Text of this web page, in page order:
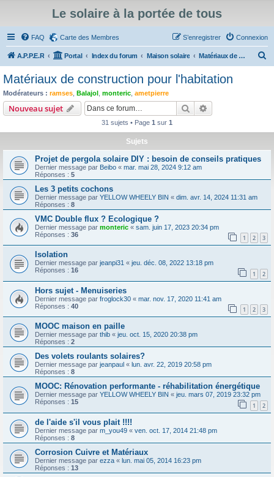
Le solaire à la portée de tous
FAQ Carte des Membres Connexion
S’enregistrer
A.P.P.E.R Portal Index du forum Maison solaire Matériaux de construction pour l'habitation
Matériaux de construction pour l'habitation
Modérateurs : ramses Balajol monteric ametpierre
Nouveau sujet Rechercher
31 sujets • Page 1 sur 1
Sujets
Projet de pergola solaire DIY : besoin de conseils pratiques
Dernier message par Beibo « mar. mai 28, 2024 9:12 am
Réponses : 5
Les 3 petits cochons
Dernier message par YELLOW WHEELY BIN « dim. avr. 14, 2024 11:31 am
Réponses : 8
VMC Double flux ? Ecologique ?
Dernier message par monteric « sam. juin 17, 2023 20:34 pm
Réponses : 36 1 2 3
Isolation
Dernier message par jeanpi31 « jeu. déc. 08, 2022 13:18 pm
Réponses : 16 1 2
Hors sujet - Menuiseries
Dernier message par froglock30 « mar. nov. 17, 2020 11:41 am
Réponses : 40 1 2 3
MOOC maison en paille
Dernier message par thib « jeu. oct. 15, 2020 20:38 pm
Réponses : 2
Des volets roulants solaires?
Dernier message par jeanpaul « lun. avr. 22, 2019 20:58 pm
Réponses : 8
MOOC: Rénovation performante - réhabilitation énergétique
Dernier message par YELLOW WHEELY BIN « jeu. mars 07, 2019 23:32 pm
Réponses : 15 1 2
de l'aide s'il vous plait !!!!
Dernier message par m_you49 « ven. oct. 17, 2014 21:48 pm
Réponses : 8
Corrosion Cuivre et Matériaux
Dernier message par ezza « lun. mai 05, 2014 16:23 pm
Réponses : 13